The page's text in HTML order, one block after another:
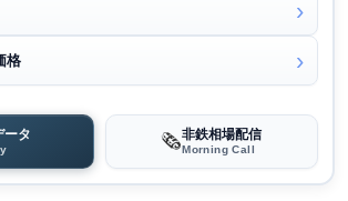
格
ータ 🗞️非鉄相場配信
Morning Call